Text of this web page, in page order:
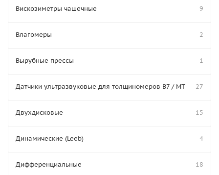
Вискозиметры чашечные 9
Влагомеры 2
Вырубные прессы 1
Датчики ультразвуковые для толщиномеров В7 / МТ 27
Двухдисковые 15
Динамические (Leeb) 4
Дифференциальные 18